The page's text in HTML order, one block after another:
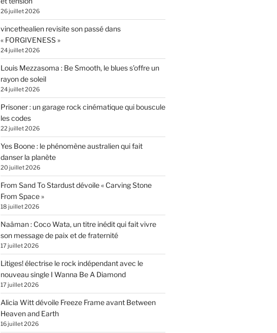
26 juillet 2026
vincethealien revisite son passé dans
« FORGIVENESS »
24 juillet 2026
Louis Mezzasoma : Be Smooth, le blues s’offre un
rayon de soleil
24 juillet 2026
Prisoner : un garage rock cinématique qui bouscule
les codes
22 juillet 2026
Yes Boone : le phénomène australien qui fait
danser la planète
20 juillet 2026
From Sand To Stardust dévoile « Carving Stone
From Space »
18 juillet 2026
Naâman : Coco Wata, un titre inédit qui fait vivre
son message de paix et de fraternité
17 juillet 2026
Litiges! électrise le rock indépendant avec le
nouveau single I Wanna Be A Diamond
17 juillet 2026
Alicia Witt dévoile Freeze Frame avant Between
Heaven and Earth
16 juillet 2026